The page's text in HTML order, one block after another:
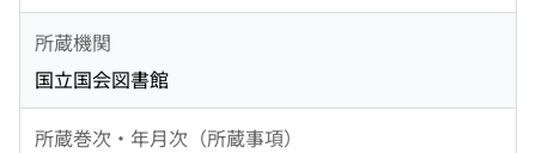
所蔵機関
国立国会図書館
所蔵巻次・年月次（所蔵事項）